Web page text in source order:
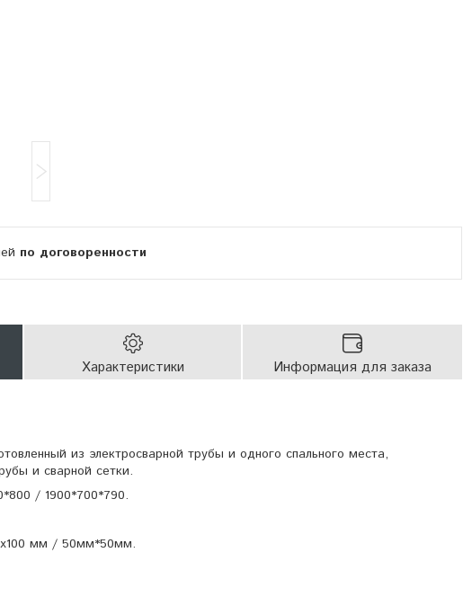
по договоренности
Характеристики Информация для заказа
из электросварной трубы и одного спального места,
и сварной сетки.
/ 1900*700*790.
мм / 50мм*50мм.